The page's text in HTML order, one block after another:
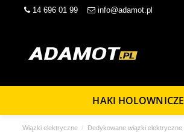
14 696 01 99 info@adamot.pl
HAKI HOLOWNICZE
Wiązki elektryczne Dedykowane wiązki elektryczne